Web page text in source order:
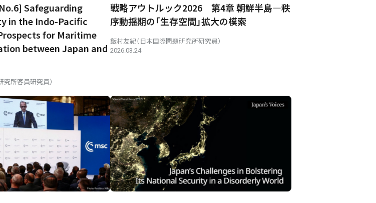
Safeguarding
in the Indo-Pacific
for Maritime
between Japan and
究所客員研究員）
戦略アウトルック2026 第4章 朝鮮半島—秩
序動揺期の「生存空間」拡大の模索
飯村友紀（日本国際問題研究所研究員）
2026.03.24